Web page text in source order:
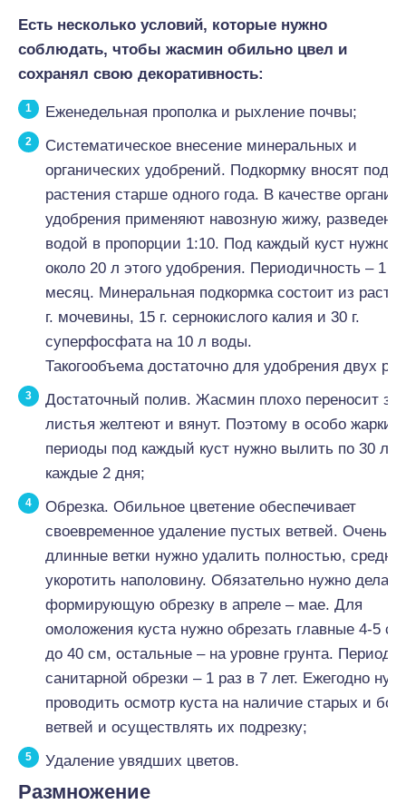
Есть несколько условий, которые нужно
соблюдать, чтобы жасмин обильно цвел и
сохранял свою декоративность:
Еженедельная прополка и рыхление почвы;
Систематическое внесение минеральных и
органических удобрений. Подкормку вносят под
растения старше одного года. В качестве
удобрения применяют навозную жижу,
водой в пропорции 1:10. Под каждый куст нужно
около 20 л этого удобрения. Периодичность – 1
месяц. Минеральная подкормка состоит из
г. мочевины, 15 г. сернокислого калия и 30 г.
суперфосфата на 10 л воды.
Такогообъема достаточно для удобрения двух
Достаточный полив. Жасмин плохо переносит
листья желтеют и вянут. Поэтому в особо жаркие
периоды под каждый куст нужно вылить по 30 л
каждые 2 дня;
Обрезка. Обильное цветение обеспечивает
своевременное удаление пустых ветвей. Очень
длинные ветки нужно удалить полностью,
укоротить наполовину. Обязательно нужно делать
формирующую обрезку в апреле – мае. Для
омоложения куста нужно обрезать главные 4-5
до 40 см, остальные – на уровне грунта.
санитарной обрезки – 1 раз в 7 лет. Ежегодно
проводить осмотр куста на наличие старых и
ветвей и осуществлять их подрезку;
Удаление увядших цветов.
Размножение